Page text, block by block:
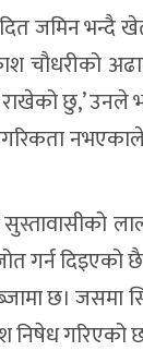
जमिन भन्दै
चौधरीको
छु,’ उनले
सुस्तावासीको
गर्न दिइएको
छ। जसमा
निषेध गरिएको